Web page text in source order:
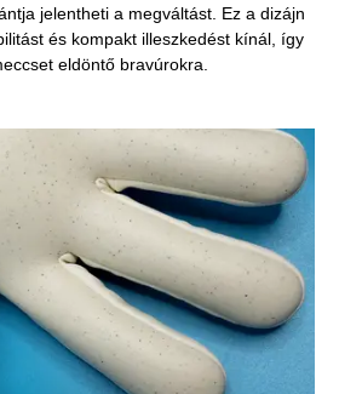
jelentheti a megváltást. Ez a dizájn
és kompakt illeszkedést kínál, így
eldöntő bravúrokra.